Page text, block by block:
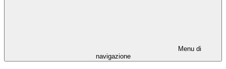
Menu di
navigazione